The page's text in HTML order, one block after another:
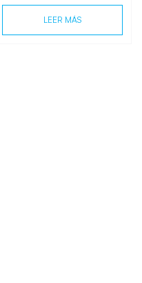
LEER MÁS